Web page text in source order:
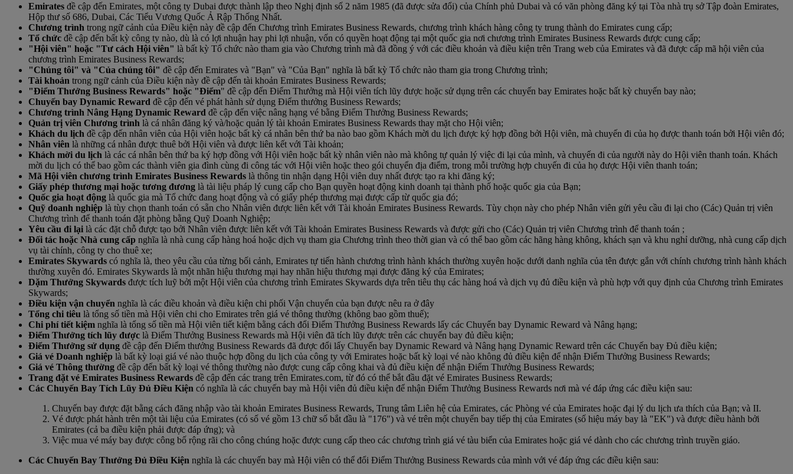
Emirates đề cập đến Emirates, một công ty Dubai được thành lập theo Nghị định số 2 năm 1985 (đã được sửa đổi) của Chính phủ Dubai và có văn phòng đăng ký tại Tòa nhà trụ sở Tập đoàn Emirates,
Hộp thư số 686, Dubai, Các Tiểu Vương Quốc Ả Rập Thống Nhất.
Chương trình trong ngữ cảnh của Điều kiện này đề cập đến Chương trình Emirates Business Rewards, chương trình khách hàng công ty trung thành do Emirates cung cấp;
Tổ chức đề cập đến bất kỳ công ty nào, dù là có lợi nhuận hay phi lợi nhuận, vốn có quyền hoạt động tại một quốc gia nơi chương trình Emirates Business Rewards được cung cấp;
"Hội viên" hoặc "Tư cách Hội viên" là bất kỳ Tổ chức nào tham gia vào Chương trình mà đã đồng ý với các điều khoản và điều kiện trên Trang web của Emirates và đã được cấp mã hội viên của
chương trình Emirates Business Rewards;
"Chúng tôi" và "Của chúng tôi" đề cập đến Emirates và "Bạn" và "Của Bạn" nghĩa là bất kỳ Tổ chức nào tham gia trong Chương trình;
Tài khoản trong ngữ cảnh của Điều kiện này đề cập đến tài khoản Emirates Business Rewards;
"Điểm Thưởng Business Rewards" hoặc "Điểm" đề cập đến Điểm Thưởng mà Hội viên tích lũy được hoặc sử dụng trên các chuyến bay Emirates hoặc bất kỳ chuyến bay nào;
Chuyến bay Dynamic Reward đề cập đến vé phát hành sử dụng Điểm thưởng Business Rewards;
Chương trình Nâng Hạng Dynamic Reward đề cập đến việc nâng hạng vé bằng Điểm Thưởng Business Rewards;
Quản trị viên Chương trình là cá nhân đăng ký và/hoặc quản lý tài khoản Emirates Business Rewards thay mặt cho Hội viên;
Khách du lịch đề cập đến nhân viên của Hội viên hoặc bất kỳ cá nhân bên thứ ba nào bao gồm Khách mời du lịch được ký hợp đồng bởi Hội viên, mà chuyến đi của họ được thanh toán bởi Hội viên đó;
Nhân viên là những cá nhân được thuê bởi Hội viên và được liên kết với Tài khoản;
Khách mời du lịch là các cá nhân bên thứ ba ký hợp đồng với Hội viên hoặc bất kỳ nhân viên nào mà không tự quản lý việc đi lại của mình, và chuyến đi của người này do Hội viên thanh toán. Khách
mời du lịch có thể bao gồm các thành viên gia đình cùng đi công tác với Hội viên hoặc theo gói chuyển địa điểm, trong mỗi trường hợp chuyến đi của họ được Hội viên thanh toán;
Mã Hội viên chương trình Emirates Business Rewards là thông tin nhận dạng Hội viên duy nhất được tạo ra khi đăng ký;
Giấy phép thương mại hoặc tương đương là tài liệu pháp lý cung cấp cho Bạn quyền hoạt động kinh doanh tại thành phố hoặc quốc gia của Bạn;
Quốc gia hoạt động là quốc gia mà Tổ chức đang hoạt động và có giấy phép thương mại được cấp từ quốc gia đó;
Quỹ doanh nghiệp là tùy chọn thanh toán có sẵn cho Nhân viên được liên kết với Tài khoản Emirates Business Rewards. Tùy chọn này cho phép Nhân viên gửi yêu cầu đi lại cho (Các) Quản trị viên
Chương trình để thanh toán đặt phòng bằng Quỹ Doanh Nghiệp;
Yêu cầu đi lại là các đặt chỗ được tạo bởi Nhân viên được liên kết với Tài khoản Emirates Business Rewards và được gửi cho (Các) Quản trị viên Chương trình để thanh toán ;
Đối tác hoặc Nhà cung cấp nghĩa là nhà cung cấp hàng hoá hoặc dịch vụ tham gia Chương trình theo thời gian và có thể bao gồm các hãng hàng không, khách sạn và khu nghỉ dưỡng, nhà cung cấp dịch
vụ tài chính, công ty cho thuê xe;
Emirates Skywards có nghĩa là, theo yêu cầu của từng bối cảnh, Emirates tự tiến hành chương trình hành khách thường xuyên hoặc dưới danh nghĩa của tên được gắn với chính chương trình hành khách
thường xuyên đó. Emirates Skywards là một nhãn hiệu thương mại hay nhãn hiệu thương mại được đăng ký của Emirates;
Dặm Thưởng Skywards được tích luỹ bởi một Hội viên của chương trình Emirates Skywards dựa trên tiêu thụ các hàng hoá và dịch vụ đủ điều kiện và phù hợp với quy định của Chương trình Emirates
Skywards;
Điều kiện vận chuyển nghĩa là các điều khoản và điều kiện chi phối Vận chuyển của bạn được nêu ra ở đây
Tổng chi tiêu là tổng số tiền mà Hội viên chi cho Emirates trên giá vé thông thường (không bao gồm thuế);
Chi phí tiết kiệm nghĩa là tổng số tiền mà Hội viên tiết kiệm bằng cách đổi Điểm Thưởng Business Rewards lấy các Chuyến bay Dynamic Reward và Nâng hạng;
Điểm Thưởng tích lũy được là Điểm Thưởng Business Rewards mà Hội viên đã tích lũy được trên các chuyến bay đủ điều kiện;
Điểm Thưởng sử dụng đề cập đến Điểm thưởng Business Rewards đã được đổi lấy Chuyến bay Dynamic Reward và Nâng hạng Dynamic Reward trên các Chuyến bay Đủ điều kiện;
Giá vé Doanh nghiệp là bất kỳ loại giá vé nào thuộc hợp đồng du lịch của công ty với Emirates hoặc bất kỳ loại vé nào không đủ điều kiện để nhận Điểm Thưởng Business Rewards;
Giá vé Thông thường đề cập đến bất kỳ loại vé thông thường nào được cung cấp công khai và đủ điều kiện để nhận Điểm Thưởng Business Rewards;
Trang đặt vé Emirates Business Rewards đề cập đến các trang trên Emirates.com, từ đó có thể bắt đầu đặt vé Emirates Business Rewards;
Các Chuyến Bay Tích Lũy Đủ Điều Kiện có nghĩa là các chuyến bay mà Hội viên đủ điều kiện để nhận Điểm Thưởng Business Rewards nơi mà vé đáp ứng các điều kiện sau:
Chuyến bay được đặt bằng cách đăng nhập vào tài khoản Emirates Business Rewards, Trung tâm Liên hệ của Emirates, các Phòng vé của Emirates hoặc đại lý du lịch ưa thích của Bạn; và II.
Vé được phát hành trên một tài liệu của Emirates (có số vé gồm 13 chữ số bắt đầu là "176") và vé trên một chuyến bay tiếp thị của Emirates (số hiệu máy bay là "EK") và được điều hành bởi
Emirates (cả ba điều kiện phải được đáp ứng); và
Việc mua vé máy bay được công bố rộng rãi cho công chúng hoặc được cung cấp theo các chương trình giá vé tàu biển của Emirates hoặc giá vé dành cho các chương trình truyền giáo.
Các Chuyến Bay Thưởng Đủ Điều Kiện nghĩa là các chuyến bay mà Hội viên có thể đổi Điểm Thưởng Business Rewards của mình với vé đáp ứng các điều kiện sau: